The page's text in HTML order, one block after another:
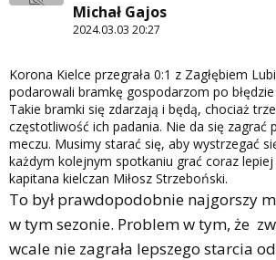
Michał Gajos
2024.03.03 20:27
Korona Kielce przegrała 0:1 z Zagłębiem
podarowali bramkę gospodarzom po
Takie bramki się zdarzają i będą, chociaż
częstotliwość ich padania. Nie da się zagrać
meczu. Musimy starać się, aby wystrzegać
każdym kolejnym spotkaniu grać coraz lepiej
kapitana kielczan Miłosz Strzeboński.
To był prawdopodobnie najgorszy
w tym sezonie. Problem w tym, że
wcale nie zagrała lepszego starcia